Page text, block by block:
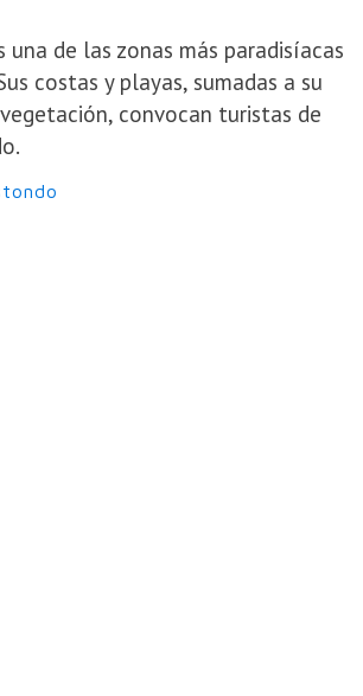
una de las zonas más paradisíacas
costas y playas, sumadas a su
convocan turistas de